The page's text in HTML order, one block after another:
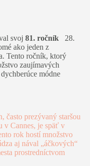
svoj 81. ročník 28.
ako jeden z
Tento ročník, ktorý
zaujímavých
módne
často prezývaný staršou
v Cannes, je späť v
rok hostí množstvo
aj nával „áčkových“
prostredníctvom